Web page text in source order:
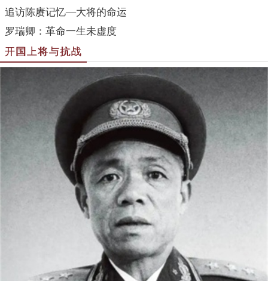
追访陈赓记忆—大将的命运
罗瑞卿：革命一生未虚度
开国上将与抗战